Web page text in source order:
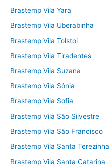
Brastemp Vila Yara
Brastemp Vila Uberabinha
Brastemp Vila Tolstoi
Brastemp Vila Tiradentes
Brastemp Vila Suzana
Brastemp Vila Sônia
Brastemp Vila Sofia
Brastemp Vila São Silvestre
Brastemp Vila São Francisco
Brastemp Vila Santa Terezinha
Brastemp Vila Santa Catarina